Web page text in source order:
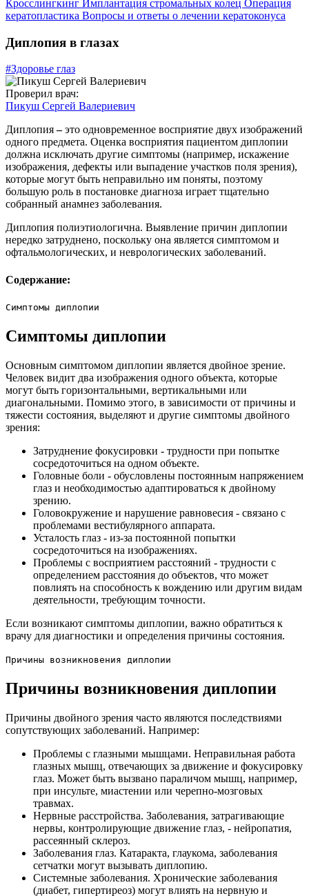
Кросслингкинг Имплантация стромальных колец Операция
кератопластика Вопросы и ответы о лечении кератоконуса
Диплопия в глазах
#Здоровье глаз
Проверил врач:
Пикуш Сергей Валериевич
Диплопия–это одновременное восприятие двух изображений
одного предмета. Оценка восприятия пациентом диплопии
должна исключать другие симптомы (например, искажение
изображения, дефекты или выпадение участков поля зрения),
которые могут быть неправильно им поняты, поэтому
большую роль в постановке диагноза играет тщательно
собранный анамнез заболевания.
Диплопия полиэтиологична. Выявление причин диплопии
нередко затруднено, поскольку она является симптомом и
офтальмологических, и неврологических заболеваний.
Содержание:
Симптомы диплопии
Симптомы диплопии
Основным симптомом диплопии является двойное зрение.
Человек видит два изображения одного объекта, которые
могут быть горизонтальными, вертикальными или
диагональными. Помимо этого, в зависимости от причины и
тяжести состояния, выделяют и другие симптомы двойного
зрения:
Затруднение фокусировки - трудности при попытке
сосредоточиться на одном объекте.
Головные боли - обусловлены постоянным напряжением
глаз и необходимостью адаптироваться к двойному
зрению.
Головокружение и нарушение равновесия - связано с
проблемами вестибулярного аппарата.
Усталость глаз - из-за постоянной попытки
сосредоточиться на изображениях.
Проблемы с восприятием расстояний - трудности с
определением расстояния до объектов, что может
повлиять на способность к вождению или другим видам
деятельности, требующим точности.
Если возникают симптомы диплопии, важно обратиться к
врачу для диагностики и определения причины состояния.
Причины возникновения диплопии
Причины возникновения диплопии
Причины двойного зрения часто являются последствиями
сопутствующих заболеваний. Например:
Проблемы с глазными мышцами. Неправильная работа
глазных мышц, отвечающих за движение и фокусировку
глаз. Может быть вызвано параличом мышц, например,
при инсульте, миастении или черепно-мозговых
травмах.
Нервные расстройства. Заболевания, затрагивающие
нервы, контролирующие движение глаз, - нейропатия,
рассеянный склероз.
Заболевания глаз. Катаракта, глаукома, заболевания
сетчатки могут вызывать диплопию.
Системные заболевания. Хронические заболевания
(диабет, гипертиреоз) могут влиять на нервную и